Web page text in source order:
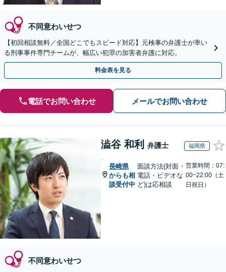
不同意わいせつ
【初回相談無料／全国どこでもスピード対応】元検事の弁護士が率い
る刑事事件専門チームが、幅広い犯罪の加害者弁護に対応。
料金表を見る
電話でお問い合わせ メールでお問い合わせ
澁谷 和利 弁護士 福岡県
.
長崎県
からも相
談受付中
面談方法(対面・
電話・ビデオな
ど)は応相談
営業時間：07:
00~22:00（土
日祝日）
不同意わいせつ